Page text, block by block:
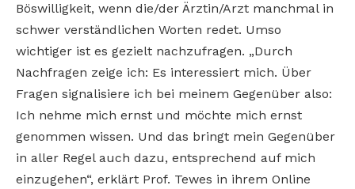
Böswilligkeit, wenn die/der Ärztin/Arzt manchmal in
schwer verständlichen Worten redet. Umso
wichtiger ist es gezielt nachzufragen. „Durch
Nachfragen zeige ich: Es interessiert mich. Über
Fragen signalisiere ich bei meinem Gegenüber also:
Ich nehme mich ernst und möchte mich ernst
genommen wissen. Und das bringt mein Gegenüber
in aller Regel auch dazu, entsprechend auf mich
einzugehen“, erklärt Prof. Tewes in ihrem Online